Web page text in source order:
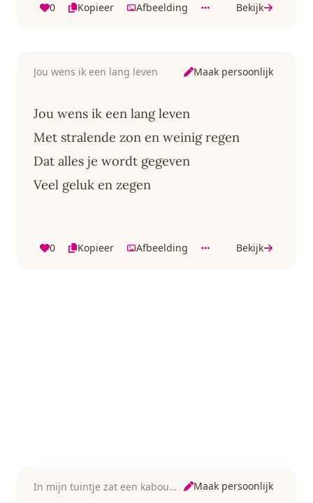
0 Kopieer Afbeelding Bekijk
Jou wens ik een lang leven Maak persoonlijk
Jou wens ik een lang leven
Met stralende zon en weinig regen
Dat alles je wordt gegeven
Veel geluk en zegen
0 Kopieer Afbeelding Bekijk
In mijn tuintje zat een kabouter Maak persoonlijk